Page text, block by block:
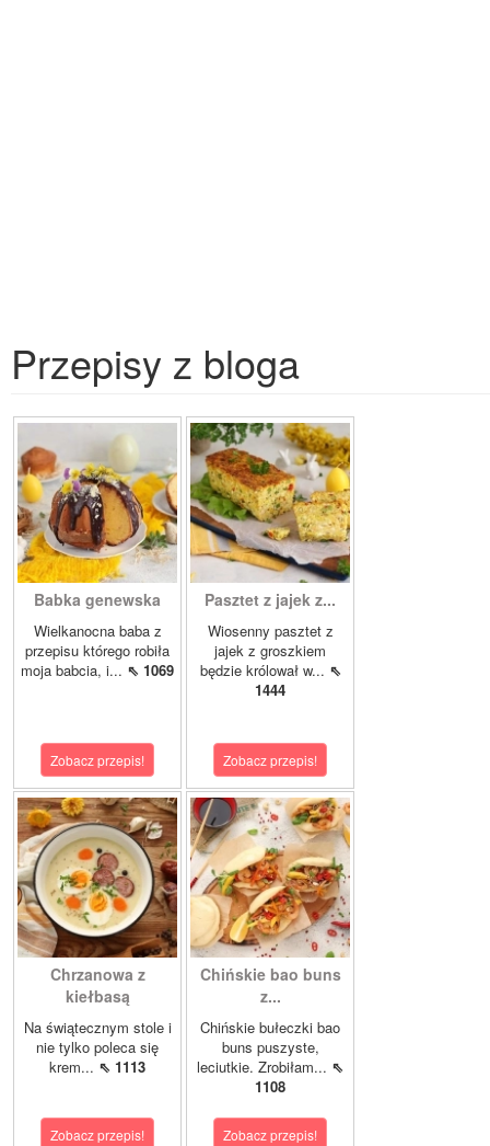
Przepisy z bloga
Babka genewska
Wielkanocna baba z
przepisu którego robiła
moja babcia, i... ⇖ 1069
Zobacz przepis!
Pasztet z jajek z...
Wiosenny pasztet z
jajek z groszkiem
będzie królował w... ⇖
1444
Zobacz przepis!
Chrzanowa z
kiełbasą
Na świątecznym stole i
nie tylko poleca się
krem... ⇖ 1113
Zobacz przepis!
Chińskie bao buns
z...
Chińskie bułeczki bao
buns puszyste,
leciutkie. Zrobiłam... ⇖
1108
Zobacz przepis!